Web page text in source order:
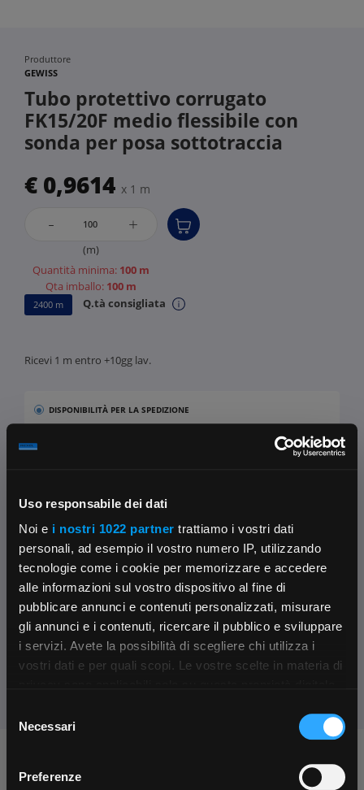
Uso responsabile dei dati
Noi e i nostri 1022 partner trattiamo i vostri dati
personali, ad esempio il vostro numero IP, utilizzando
tecnologie come i cookie per memorizzare e accedere
alle informazioni sul vostro dispositivo al fine di
pubblicare annunci e contenuti personalizzati, misurare
gli annunci e i contenuti, ricercare il pubblico e sviluppare
i servizi. Avete la possibilità di scegliere chi utilizza i
vostri dati e per quali scopi. Le vostre scelte in materia di
modificare o revocare il proprio consenso in qualsiasi
momento dalla Dichiarazione sui cookie o facendo clic
delNecessari
Preferenze
×
App Rexel Italia
tutti i servizi ovunque tu sia!
Produttore
GEWISS
Tubo protettivo corrugato
FK15/20F medio flessibile con
sonda per posa sottotraccia
€ 0,9614 x 1 m
- +
(m)
Quantità minima: 100 m
Qta imballo: 100 m
2400 m Q.tà consigliata
Ricevi 1 m entro +10gg lav.
DISPONIBILITÀ PER LA SPEDIZIONE
Fissa una consulenza
Ti affiancheremo passo dopo passo
Contattaci
Parla con il customer care dedicato
Condividi: